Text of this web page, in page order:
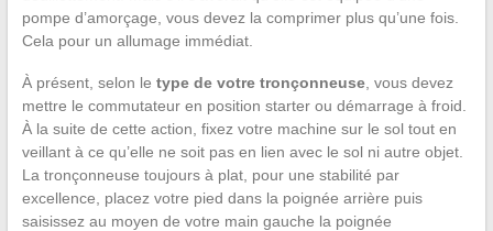
pompe d’amorçage, vous devez la comprimer plus qu’une fois.
Cela pour un allumage immédiat.
À présent, selon le type de votre tronçonneuse, vous devez
mettre le commutateur en position starter ou démarrage à froid.
À la suite de cette action, fixez votre machine sur le sol tout en
veillant à ce qu’elle ne soit pas en lien avec le sol ni autre objet.
La tronçonneuse toujours à plat, pour une stabilité par
excellence, placez votre pied dans la poignée arrière puis
saisissez au moyen de votre main gauche la poignée